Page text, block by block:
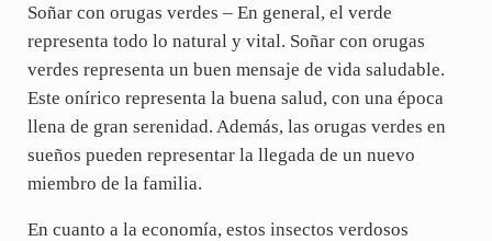
Soñar con orugas verdes – En general, el verde
representa todo lo natural y vital. Soñar con orugas
verdes representa un buen mensaje de vida saludable.
Este onírico representa la buena salud, con una época
llena de gran serenidad. Además, las orugas verdes en
sueños pueden representar la llegada de un nuevo
miembro de la familia.
En cuanto a la economía, estos insectos verdosos